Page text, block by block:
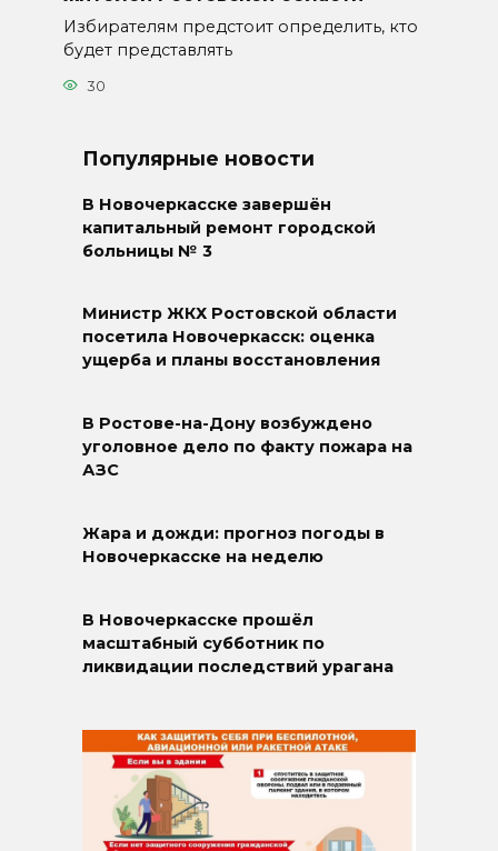
Избирателям предстоит определить, кто
будет представлять
30
Популярные новости
В Новочеркасске завершён
капитальный ремонт городской
больницы № 3
Министр ЖКХ Ростовской области
посетила Новочеркасск: оценка
ущерба и планы восстановления
В Ростове-на-Дону возбуждено
уголовное дело по факту пожара на
АЗС
Жара и дожди: прогноз погоды в
Новочеркасске на неделю
В Новочеркасске прошёл
масштабный субботник по
ликвидации последствий урагана